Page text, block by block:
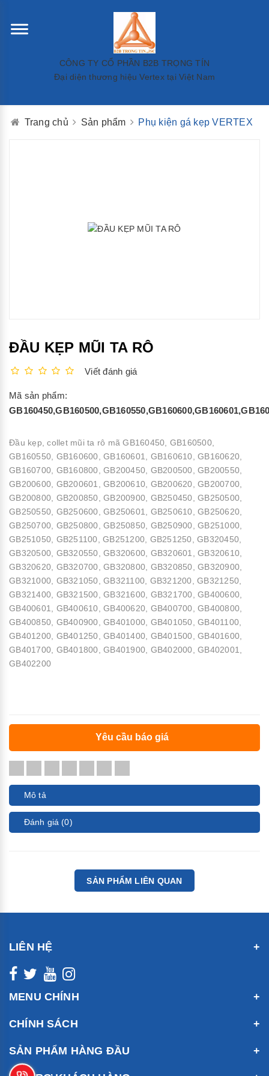
CÔNG TY CỔ PHẦN B2B TRỌNG TÍN
Đại diện thương hiệu Vertex tại Việt Nam
Trang chủ Sản phẩm Phụ kiện gá kẹp VERTEX
ĐẦU KẸP MŨI TA RÔ
Viết đánh giá
Mã sản phẩm:
Đầu kẹp, collet mũi ta rô mã GB160450, GB160500,
GB160550, GB160600, GB160601, GB160610, GB160620,
GB160700, GB160800, GB200450, GB200500, GB200550,
GB200600, GB200601, GB200610, GB200620, GB200700,
GB200800, GB200850, GB200900, GB250450, GB250500,
GB250550, GB250600, GB250601, GB250610, GB250620,
GB250700, GB250800, GB250850, GB250900, GB251000,
GB251050, GB251100, GB251200, GB251250, GB320450,
GB320500, GB320550, GB320600, GB320601, GB320610,
GB320620, GB320700, GB320800, GB320850, GB320900,
GB321000, GB321050, GB321100, GB321200, GB321250,
GB321400, GB321500, GB321600, GB321700, GB400600,
GB400601, GB400610, GB400620, GB400700, GB400800,
GB400850, GB400900, GB401000, GB401050, GB401100,
GB401200, GB401250, GB401400, GB401500, GB401600,
GB401700, GB401800, GB401900, GB402000, GB402001,
GB402200
Yêu cầu báo giá
Mô tả
Đánh giá (0)
SẢN PHẨM LIÊN QUAN
LIÊN HỆ
MENU CHÍNH
CHÍNH SÁCH
SẢN PHẨM HÀNG ĐẦU